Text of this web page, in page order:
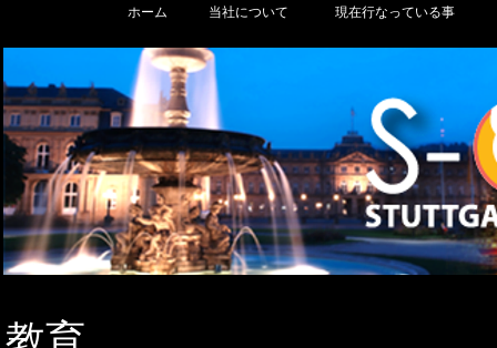
ホーム 当社について 現在行なっている事